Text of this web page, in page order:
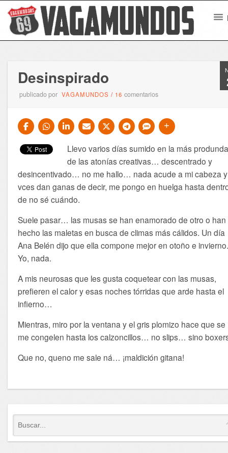
Desinspirado
publicado por VAGAMUNDOS / 16comentarios
Llevo varios días sumido en la más
de las atonías creativas… descentrado y
desincentivado… no me hallo… nada acude a mi cabeza
vces dan ganas de decir, me pongo en huelga hasta
de no sé cuándo.
Suele pasar… las musas se han enamorado de otro o han
hecho las maletas en busca de climas más cálidos. Un día
Ana Belén dijo que ella compone mejor en otoño e
Yo, nada.
A mis neurosas que les gusta coquetear con las musas,
prefieren el calor y esas noches tórridas que arde hasta el
infierno…
Mientras, miro por la ventana y el gris plomizo hace que se
me congelen hasta los calzoncillos… no slips… sino
Que no, queno me sale ná… ¡maldición gitana!